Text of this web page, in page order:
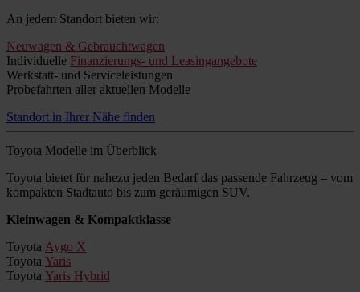
An jedem Standort bieten wir:
Neuwagen & Gebrauchtwagen
Individuelle Finanzierungs- und Leasingangebote
Werkstatt- und Serviceleistungen
Probefahrten aller aktuellen Modelle
Standort in Ihrer Nähe finden
Toyota Modelle im Überblick
Toyota bietet für nahezu jeden Bedarf das passende Fahrzeug – vom
kompakten Stadtauto bis zum geräumigen SUV.
Kleinwagen & Kompaktklasse
Toyota Aygo X
Toyota Yaris
Toyota Yaris Hybrid